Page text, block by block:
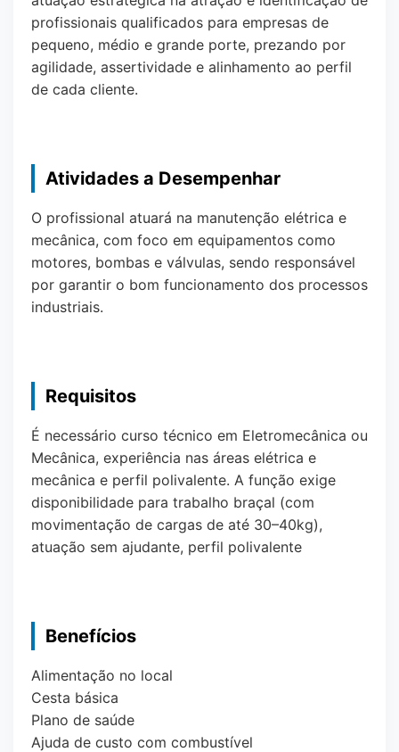
profissionais qualificados para empresas de
pequeno, médio e grande porte, prezando por
agilidade, assertividade e alinhamento ao perfil
de cada cliente.
Atividades a Desempenhar
O profissional atuará na manutenção elétrica e
mecânica, com foco em equipamentos como
motores, bombas e válvulas, sendo responsável
por garantir o bom funcionamento dos processos
industriais.
Requisitos
É necessário curso técnico em Eletromecânica ou
Mecânica, experiência nas áreas elétrica e
mecânica e perfil polivalente. A função exige
disponibilidade para trabalho braçal (com
movimentação de cargas de até 30–40kg),
atuação sem ajudante, perfil polivalente
Benefícios
Alimentação no local
Cesta básica
Plano de saúde
Ajuda de custo com combustível